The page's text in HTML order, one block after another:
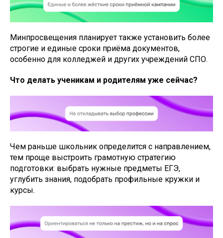
Минпросвещения планирует также установить более
строгие и единые сроки приёма документов,
особенно для колледжей и других учреждений СПО.
Что делать ученикам и родителям уже сейчас?
Чем раньше школьник определится с направлением,
тем проще выстроить грамотную стратегию
подготовки: выбрать нужные предметы ЕГЭ,
углубить знания, подобрать профильные кружки и
курсы.